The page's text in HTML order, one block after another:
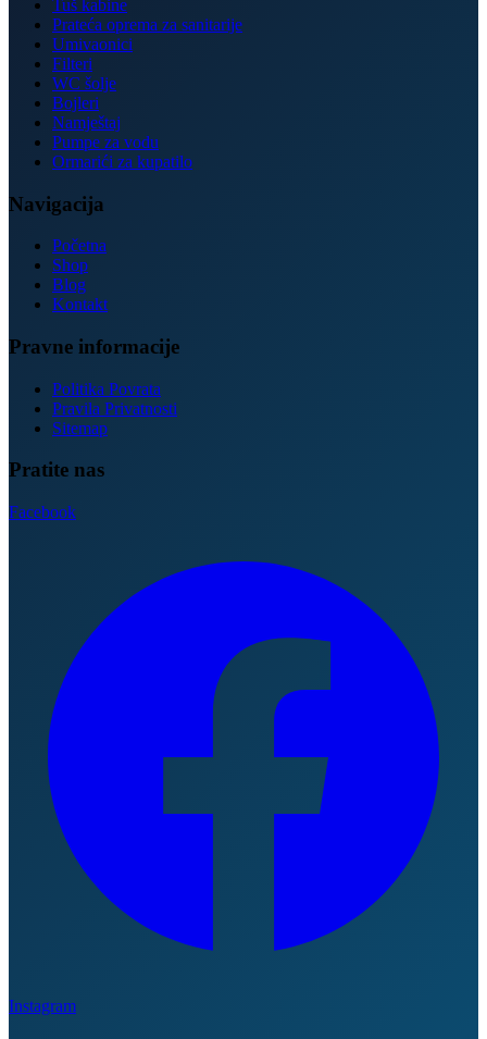
Tuš kabine
Prateća oprema za sanitarije
Umivaonici
Filteri
WC šolje
Bojleri
Namještaj
Pumpe za vodu
Ormarići za kupatilo
Navigacija
Početna
Shop
Blog
Kontakt
Pravne informacije
Politika Povrata
Pravila Privatnosti
Sitemap
Pratite nas
Facebook
Instagram